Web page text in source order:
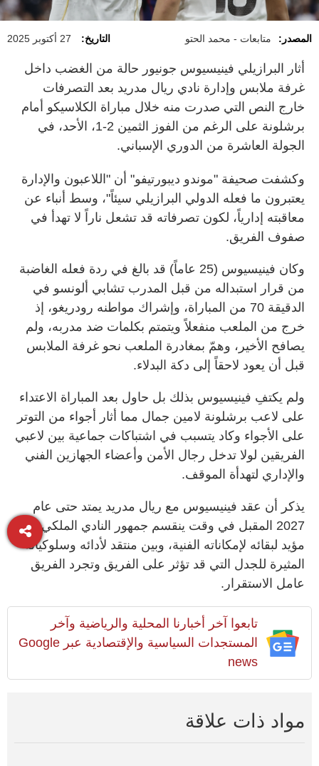
المصدر: متابعات - محمد الحتو التاريخ: 27 أكتوبر 2025
أثار البرازيلي فينيسيوس جونيور حالة من الغضب داخل
غرفة ملابس وإدارة نادي ريال مدريد بعد التصرفات
خارج النص التي صدرت منه خلال مباراة الكلاسيكو أمام
برشلونة على الرغم من الفوز الثمين 2-1، الأحد، في
الجولة العاشرة من الدوري الإسباني.
وكشفت صحيفة "موندو ديبورتيفو" أن "اللاعبون والإدارة
يعتبرون ما فعله الدولي البرازيلي سيئاً"، وسط أنباء عن
معاقبته إدارياً، لكون تصرفاته قد تشعل ناراً لا تهدأ في
صفوف الفريق.
وكان فينيسيوس (25 عاماً) قد بالغ في ردة فعله الغاضبة
من قرار استبداله من قبل المدرب تشابي ألونسو في
الدقيقة 70 من المباراة، وإشراك مواطنه رودريغو، إذ
خرج من الملعب منفعلاً ويتمتم بكلمات ضد مدربه، ولم
يصافح الأخير، وهمّ بمغادرة الملعب نحو غرفة الملابس
قبل أن يعود لاحقاً إلى دكة البدلاء.
ولم يكتفِ فينيسيوس بذلك بل حاول بعد المباراة الاعتداء
على لاعب برشلونة لامين جمال مما أثار أجواء من التوتر
على الأجواء وكاد يتسبب في اشتباكات جماعية بين لاعبي
الفريقين لولا تدخل رجال الأمن وأعضاء الجهازين الفني
والإداري لتهدأة الموقف.
يذكر أن عقد فينيسيوس مع ريال مدريد يمتد حتى عام
2027 المقبل في وقت ينقسم جمهور النادي الملكي بين
مؤيد لبقائه لإمكاناته الفنية، وبين منتقد لأدائه وسلوكياته
المثيرة للجدل التي قد تؤثر على الفريق وتجرد الفريق
عامل الاستقرار.
تابعوا آخر أخبارنا المحلية والرياضية وآخر
المستجدات السياسية والإقتصادية عبر Google
news
مواد ذات علاقة